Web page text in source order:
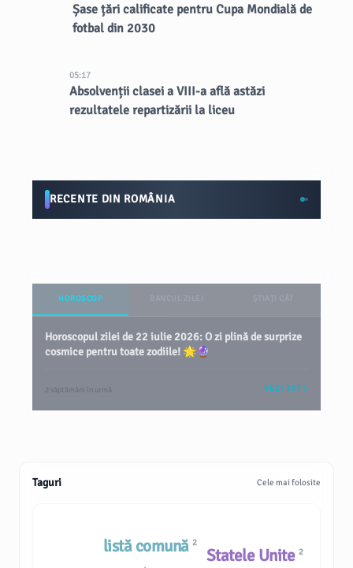
Șase țări calificate pentru Cupa Mondială de
fotbal din 2030
05:17
Absolvenții clasei a VIII-a află astăzi
rezultatele repartizării la liceu
RECENTE DIN ROMÂNIA
HOROSCOP
Horoscopul zilei de 22 iulie 2026: O zi plină de surprize
cosmice pentru toate zodiile! 🌟🔮
2 săptămâni în urmă VEZI TOT
Taguri Cele mai folosite
listă comună 2
Statele Unite 2